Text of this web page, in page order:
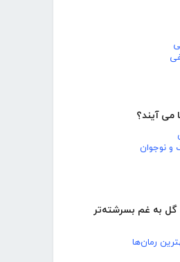
می آیند؟
و نوجوان
گل به غم بسرشته‌تر
رمان‌ها